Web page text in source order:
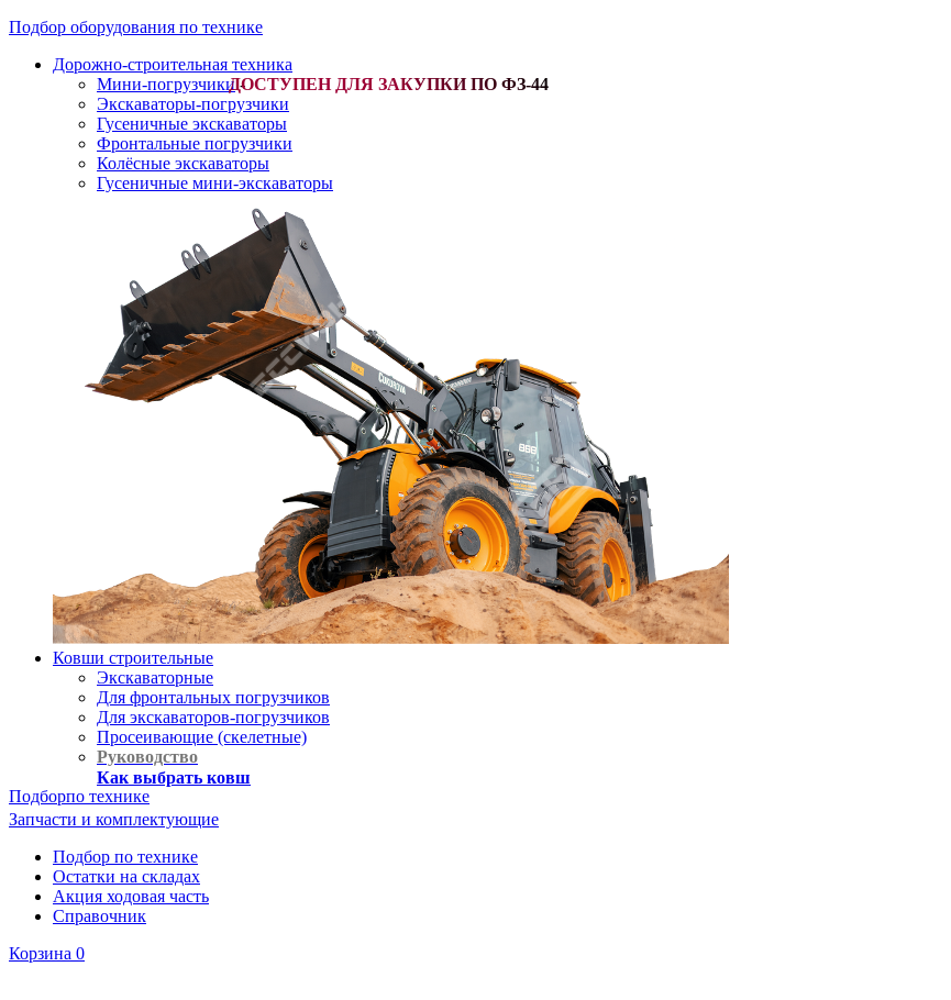
Подбор оборудования по технике
Дорожно-строительная техника
Мини-погрузчики-
Экскаваторы-погрузчики
Гусеничные экскаваторы
Фронтальные погрузчики
Колёсные экскаваторы
Гусеничные мини-экскаваторы
Ковши строительные
Экскаваторные
Для фронтальных погрузчиков
Для экскаваторов-погрузчиков
Просеивающие (скелетные)
Руководство
Как выбрать ковш
Подборпо технике
Запчасти и комплектующие
Подбор по технике
Остатки на складах
Акция ходовая часть
Справочник
Корзина 0